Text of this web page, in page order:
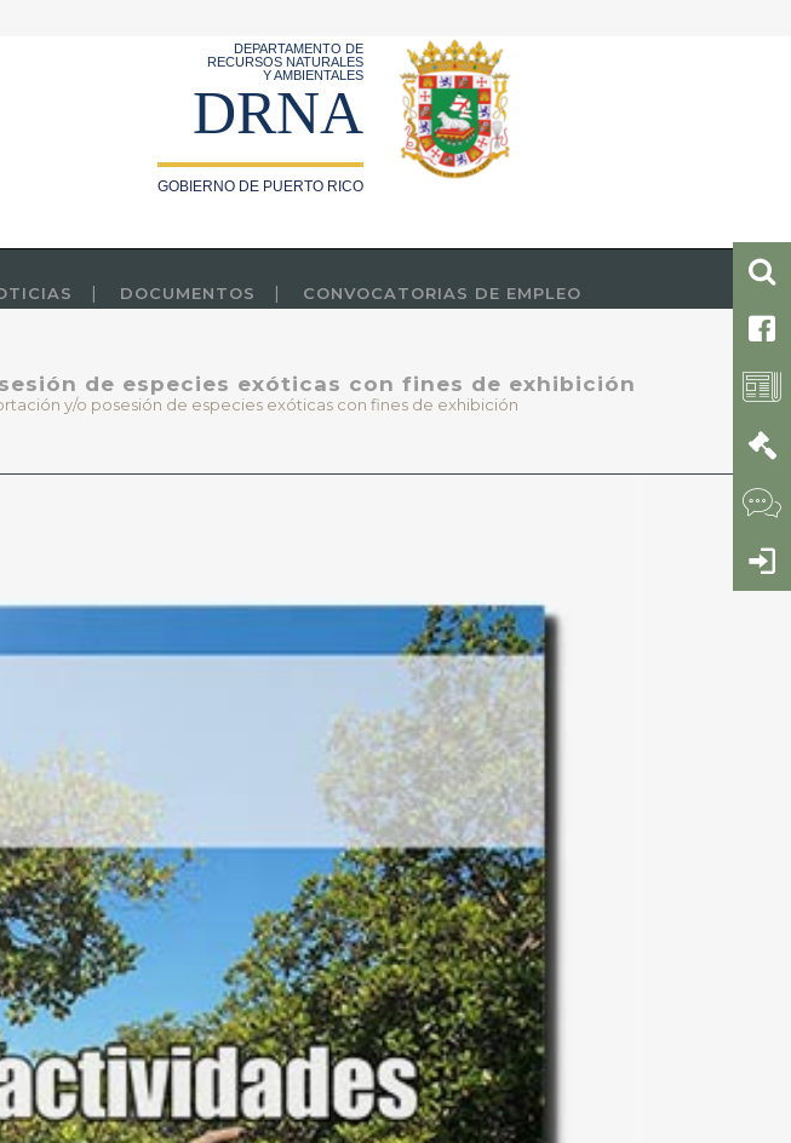
DEPARTAMENTO DE
RECURSOS NATURALES
Y AMBIENTALES
DRNA
GOBIERNO DE PUERTO RICO
DOCUMENTOS CONVOCATORIAS DE EMPLEO
de especies exóticas con fines de exhibición
y/o posesión de especies exóticas con fines de exhibición